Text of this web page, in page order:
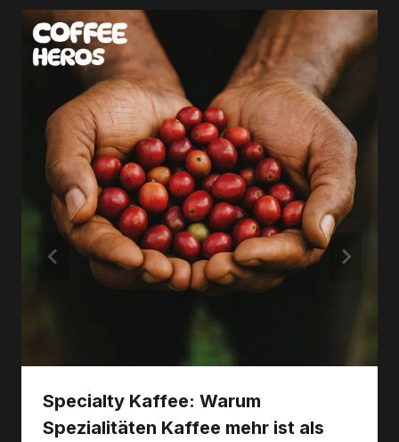
Specialty Kaffee: Warum
Spezialitäten Kaffee mehr ist als